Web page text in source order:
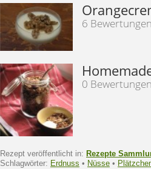
6 Bewertungen
0 Bewertungen
Rezept veröffentlicht in: Rezepte
Schlagwörter: Erdnuss • Nüsse •